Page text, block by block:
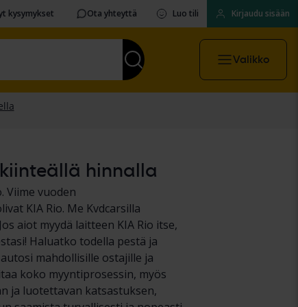
kysymykset Ota yhteyttä Luo tili Kirjaudu sisään
Valikko
hinnalla
Viime vuoden
KIA Rio. Me Kvdcarsilla
aiot myydä laitteen KIA Rio itse,
Haluatko todella pestä ja
mahdollisille ostajille ja
koko myyntiprosessin, myös
ja luotettavan katsastuksen,